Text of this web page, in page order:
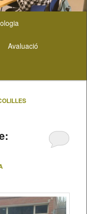
Avaluació